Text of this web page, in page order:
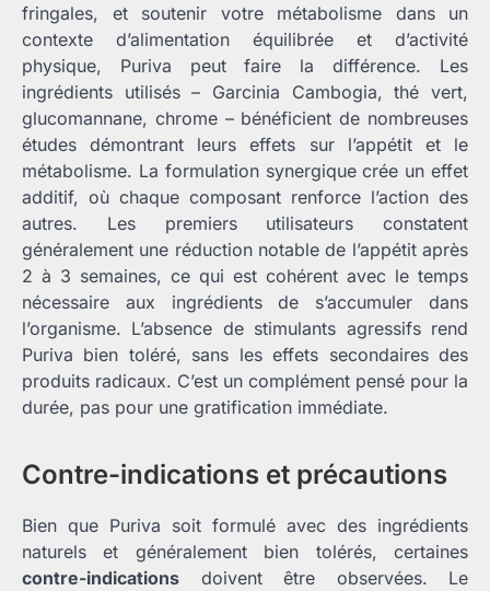
fringales, et soutenir votre métabolisme dans un
contexte d’alimentation équilibrée et d’activité
physique, Puriva peut faire la différence. Les
ingrédients utilisés – Garcinia Cambogia, thé vert,
glucomannane, chrome – bénéficient de nombreuses
études démontrant leurs effets sur l’appétit et le
métabolisme. La formulation synergique crée un effet
additif, où chaque composant renforce l’action des
autres. Les premiers utilisateurs constatent
généralement une réduction notable de l’appétit après
2 à 3 semaines, ce qui est cohérent avec le temps
nécessaire aux ingrédients de s’accumuler dans
l’organisme. L’absence de stimulants agressifs rend
Puriva bien toléré, sans les effets secondaires des
produits radicaux. C’est un complément pensé pour la
durée, pas pour une gratification immédiate.
Contre-indications et précautions
Bien que Puriva soit formulé avec des ingrédients
naturels et généralement bien tolérés, certaines
contre-indications doivent être observées. Le